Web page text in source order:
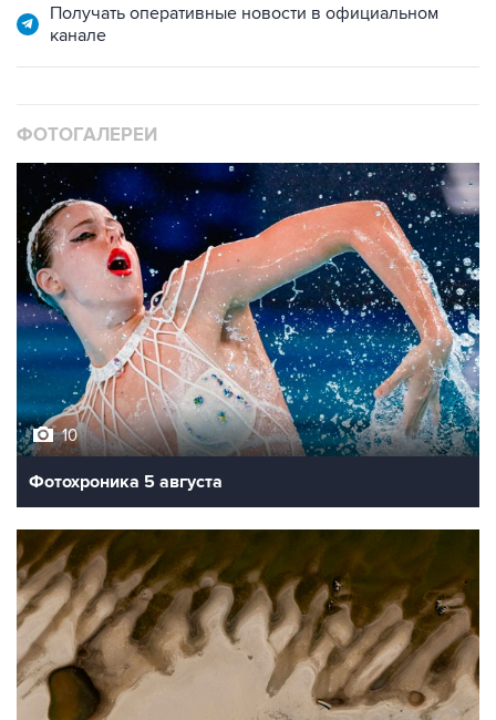
Получать оперативные новости в официальном
канале
ФОТОГАЛЕРЕИ
10
Фотохроника 5 августа